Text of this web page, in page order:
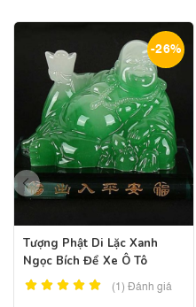
-26%
Tượng Phật Di Lặc Xanh
Ngọc Bích Để Xe Ô Tô
(1)Đánh giá